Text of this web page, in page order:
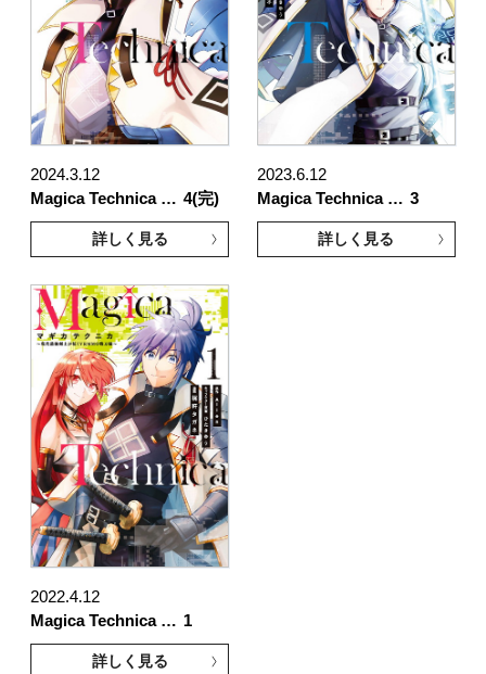
2024.3.12
Magica Technica … 4(完)
詳しく見る
2023.6.12
Magica Technica … 3
詳しく見る
2022.4.12
Magica Technica … 1
詳しく見る